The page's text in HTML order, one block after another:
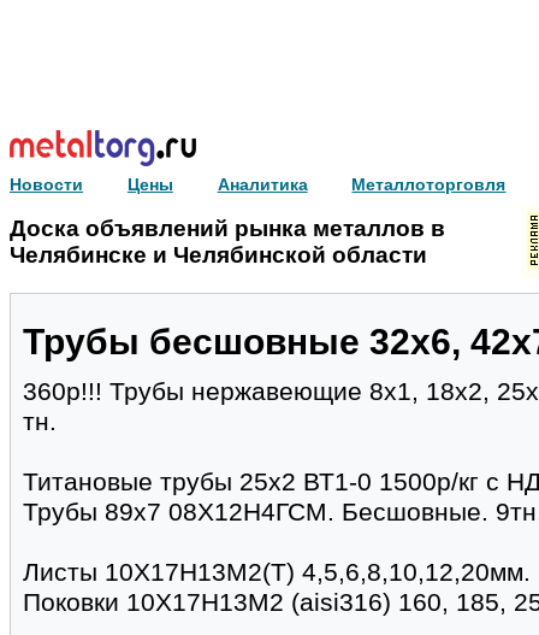
Новости Цены Аналитика Металлоторговля
Доска объявлений рынка металлов в
Челябинске и Челябинской области
Трубы бесшовные 32х6,
360р!!! Трубы нержавеющие 8х1, 18х2,
тн.
Титановые трубы 25х2 ВТ1-0 1500р/кг с
Трубы 89х7 08Х12Н4ГСМ. Бесшовные.
Листы 10Х17Н13М2(Т) 4,5,6,8,10,12,20мм.
Поковки 10Х17Н13М2 (aisi316) 160, 185,